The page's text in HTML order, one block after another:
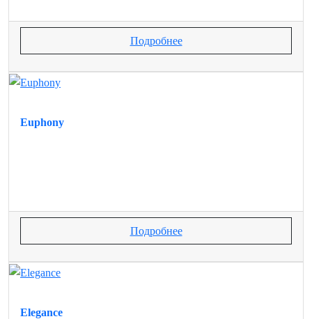
Подробнее
Euphony
Подробнее
Elegance